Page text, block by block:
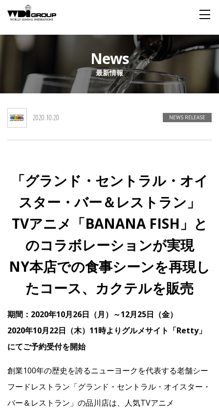
About WDI
WDI STANDARD
私たちが大切にするもの 舞台は世界
Social Responsibility Sustainability
Restaurant
Wedding
IR
IR情報トップ 事業概要 コーポレート・ガバナンス
よくあるご質問 IRお問い合わせ 免責事項
Recruit
News
最新情報
2020.10.20 NEWS RELEASE
「グランド・セントラル・オイ
スター・バー＆レストラン」
TVアニメ「BANANA FISH」と
のコラボレーションが実現
NY本店での食事シーンを再現し
たコース、カクテルを販売
期間：2020年10月26日（月）～12月25日（金）
2020年10月22日（木）11時よりグルメサイト「Retty」
にてご予約受付を開始
創業100年の歴史を誇るニューヨークを代表する老舗シー
フードレストラン「グランド・セントラル・オイスター・
バー＆レストラン」の品川店は、人気TVアニメ